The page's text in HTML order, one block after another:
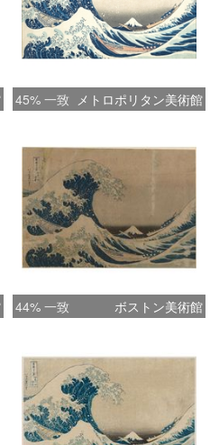
45% 一致 メトロポリタン美術館
44% 一致 ボストン美術館